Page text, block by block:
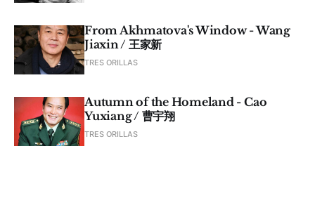
From Akhmatova's Window - Wang
Jiaxin / 王家新
TRES ORILLAS
Autumn of the Homeland - Cao
Yuxiang / 曹宇翔
TRES ORILLAS